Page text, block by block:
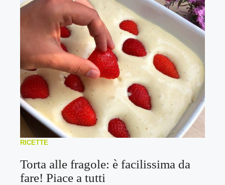
RICETTE
Torta alle fragole: è facilissima da
fare! Piace a tutti